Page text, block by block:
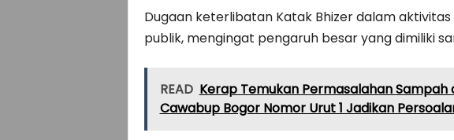
Dugaan keterlibatan Katak Bhizer dalam
publik, mengingat pengaruh besar yang dimiliki
READ Kerap Temukan Permasalahan Sampah
Cawabup Bogor Nomor Urut 1 Jadikan